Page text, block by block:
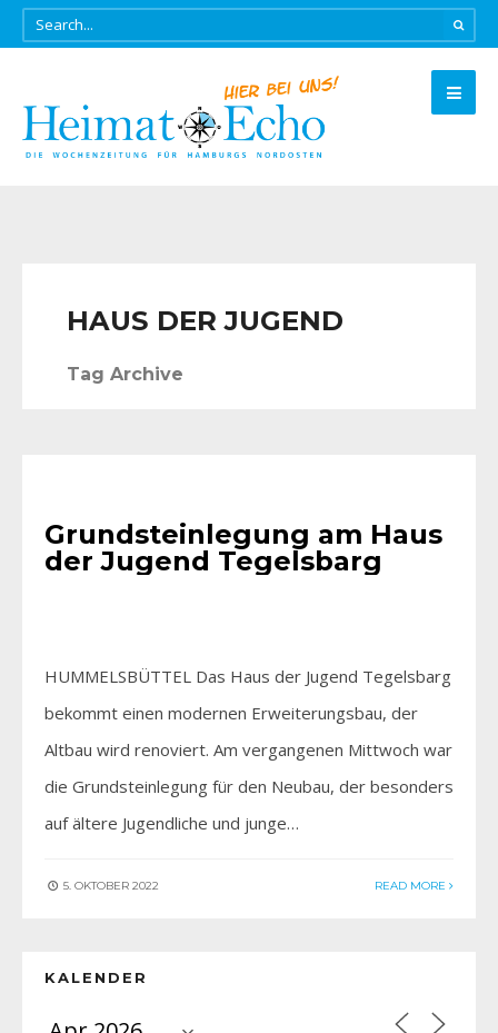
HAUS DER JUGEND
Tag Archive
Grundsteinlegung am Haus
der Jugend Tegelsbarg
HUMMELSBÜTTEL Das Haus der Jugend Tegelsbarg
bekommt einen modernen Erweiterungsbau, der
Altbau wird renoviert. Am vergangenen Mittwoch war
die Grundsteinlegung für den Neubau, der besonders
auf ältere Jugendliche und junge…
5. OKTOBER 2022 READ MORE
KALENDER